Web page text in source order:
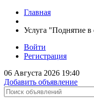
Главная
Услуга "Поднятие в
Войти
Регистрация
06 Августа 2026 19:40
Добавить объявление